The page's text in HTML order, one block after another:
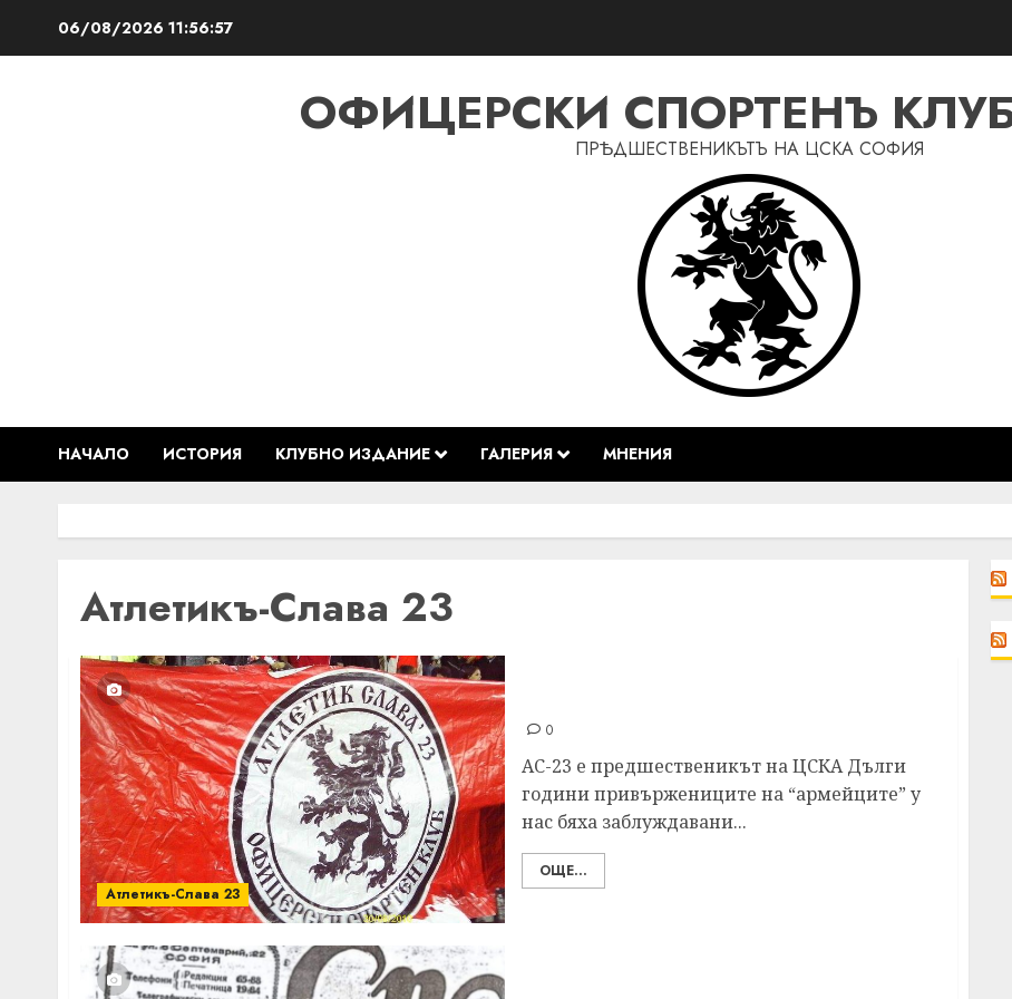
06/08/2026 11:56:57
ОФИЦЕРСКИ СПОРТЕНЪ
ПРѢДШЕСТВЕНИКЪТЪ НА ЦСКА СОФИЯ
НАЧАЛО ИСТОРИЯ КЛУБНО ИЗДАНИЕ ГАЛЕРИЯ МНЕНИЯ
Атлетикъ-Слава 23
Атлетикъ-Слава 23
0
АС-23 е предшественикът на ЦСКА Дълги
години привържениците на “армейците” у
нас бяха заблуждавани...
ОЩЕ...